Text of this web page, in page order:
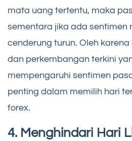
mata uang tertentu, maka
sementara jika ada sentimen
cenderung turun. Oleh
dan perkembangan terkini
mempengaruhi sentimen
penting dalam memilih hari
forex.
4. Menghindari Hari